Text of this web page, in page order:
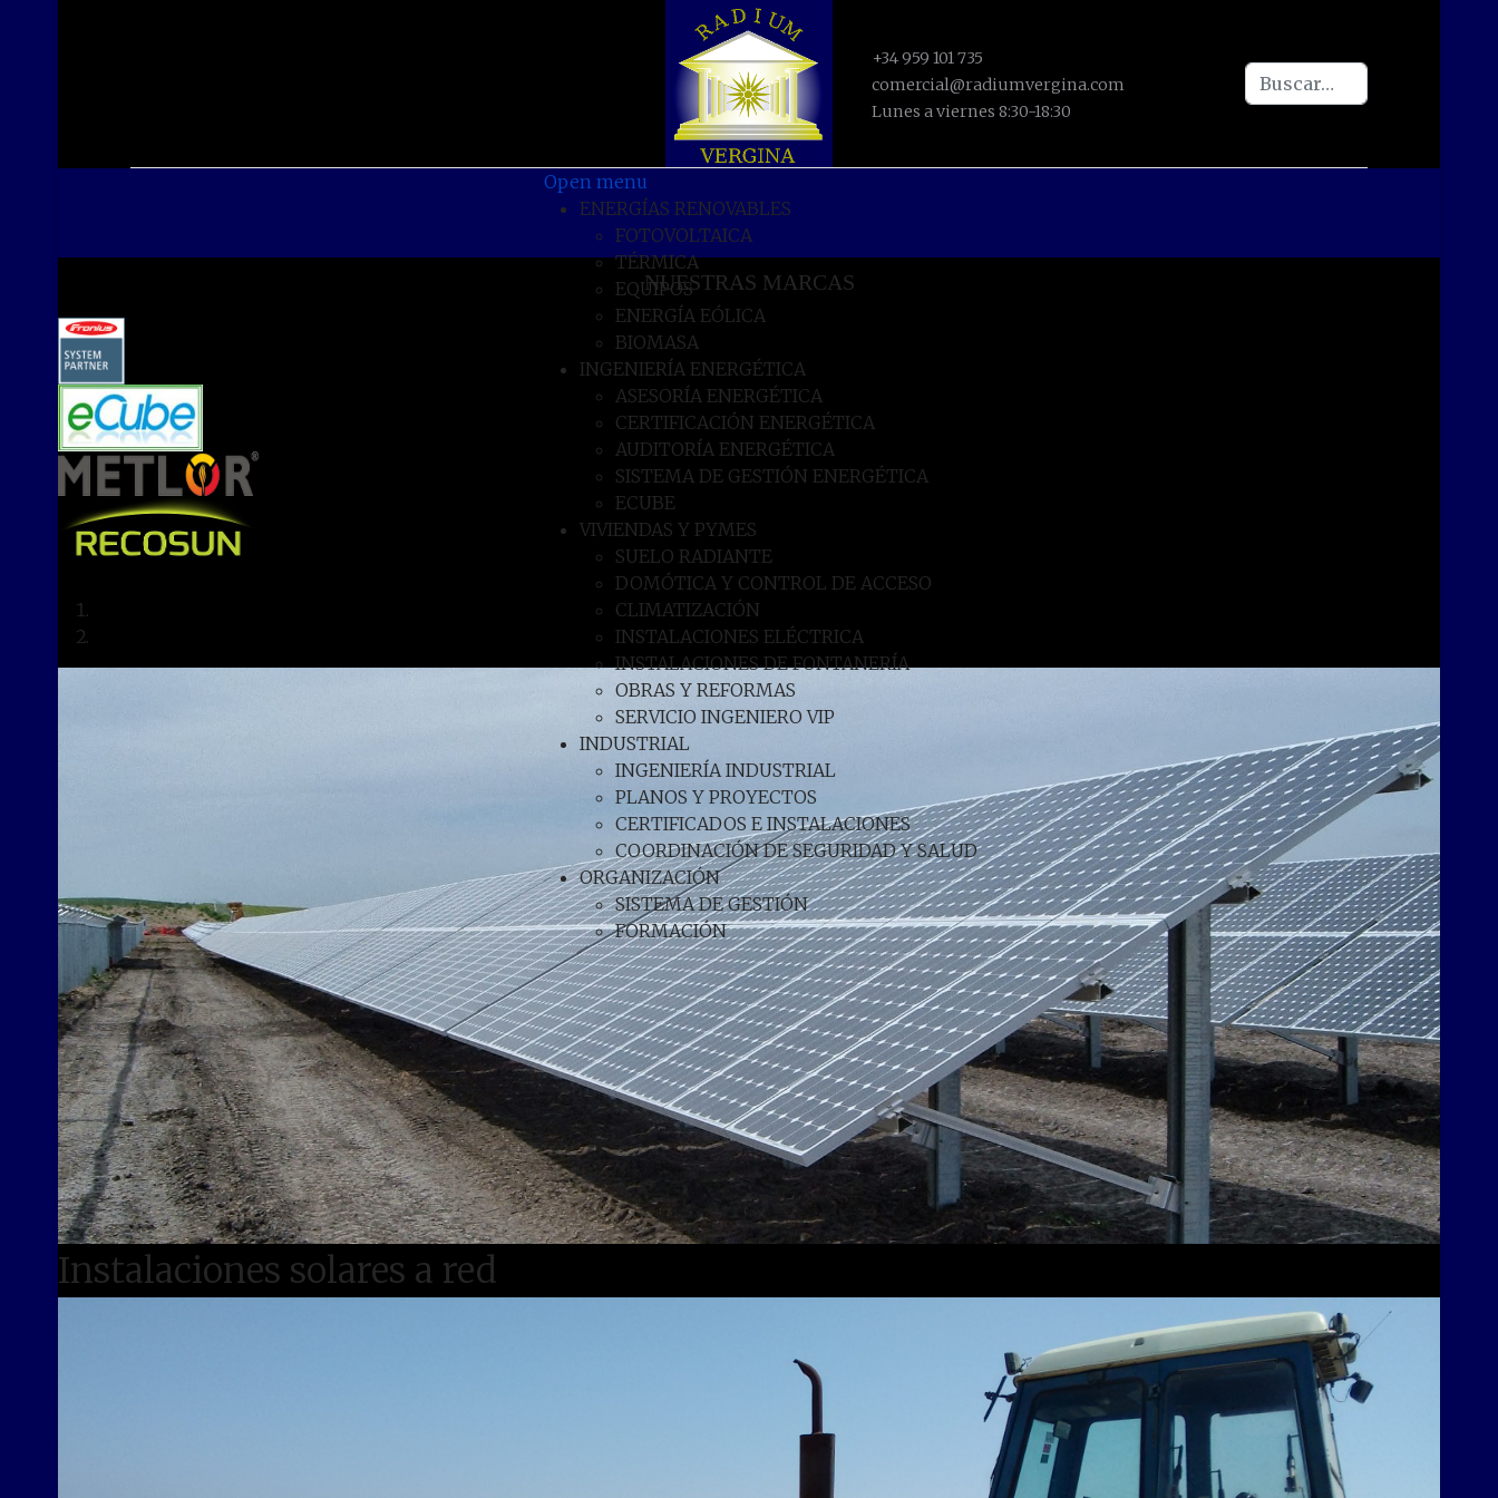
+34 959 101 735
comercial@radiumvergina.com
Lunes a viernes 8:30-18:30
Buscar
Open menu
ENERGÍAS RENOVABLES
FOTOVOLTAICA
TÉRMICA
EQUIPOS
ENERGÍA EÓLICA
BIOMASA
INGENIERÍA ENERGÉTICA
ASESORÍA ENERGÉTICA
CERTIFICACIÓN ENERGÉTICA
AUDITORÍA ENERGÉTICA
SISTEMA DE GESTIÓN ENERGÉTICA
ECUBE
VIVIENDAS Y PYMES
SUELO RADIANTE
DOMÓTICA Y CONTROL DE ACCESO
CLIMATIZACIÓN
INSTALACIONES ELÉCTRICA
INSTALACIONES DE FONTANERÍA
OBRAS Y REFORMAS
SERVICIO INGENIERO VIP
INDUSTRIAL
INGENIERÍA INDUSTRIAL
PLANOS Y PROYECTOS
CERTIFICADOS E INSTALACIONES
COORDINACIÓN DE SEGURIDAD Y SALUD
ORGANIZACIÓN
SISTEMA DE GESTIÓN
FORMACIÓN
NUESTRAS MARCAS
Instalaciones solares a red